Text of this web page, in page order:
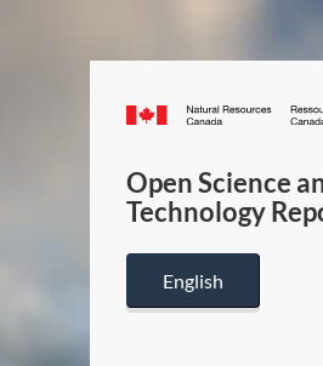
Canada.ca
Open Science
Technology
English